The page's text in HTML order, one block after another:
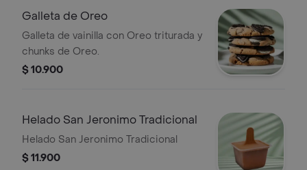
Galleta de Oreo
Galleta de vainilla con Oreo triturada y
chunks de Oreo.
$ 10.900
Helado San Jeronimo Tradicional
Helado San Jeronimo Tradicional
$ 11.900